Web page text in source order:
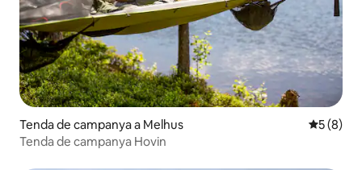
Tenda de campanya a Melhus 5 de
5 (8)
Tenda de campanya Hovin